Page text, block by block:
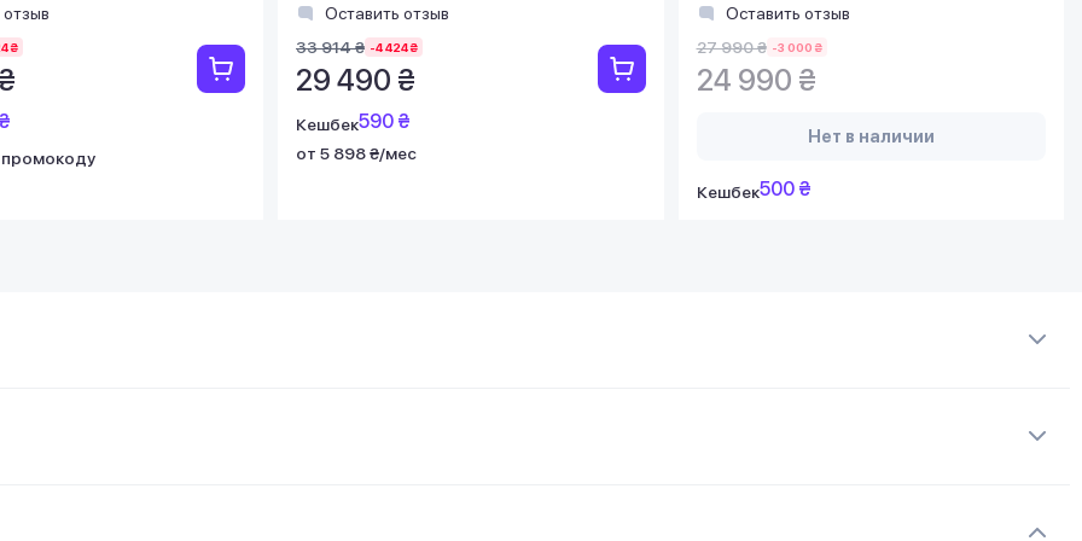
₴
промокоду
Оставить отзыв
33 914 ₴ -4 424 ₴
29 490 ₴
Кешбек590 ₴
от 5 898 ₴/мес
Оставить отзыв
27 990 ₴ -3 000 ₴
24 990 ₴
Нет в наличии
Кешбек500 ₴